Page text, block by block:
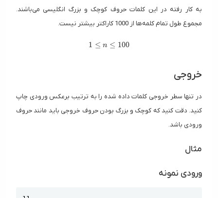
به کار رفته در این کلمات حروف کوچک و بزرگ انگلیسی می‌باشند.
مجموع طول تمام کلمه‌ها از 1000 کاراکتر بیشتر نیست.
1 \le n \le 100
1 ≤ n ≤ 100
خروجی
در تنها سطر خروجی کلمات داده شده را به ترتیب برعکس ورودی چاپ
کنید. دقت کنید که کوچک و بزرگ بودن حروف خروجی باید مانند حروف
ورودی باشد.
مثال
ورودی نمونه